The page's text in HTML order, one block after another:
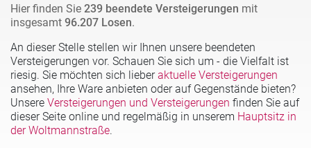
Hier finden Sie 239 beendete Versteigerungen mit
insgesamt 96.207 Losen.
An dieser Stelle stellen wir Ihnen unsere beendeten
Versteigerungen vor. Schauen Sie sich um - die Vielfalt ist
riesig. Sie möchten sich lieberaktuelle Versteigerungen
ansehen, Ihre Ware anbieten oder auf Gegenstände bieten?
Unsere Versteigerungen und Versteigerungen finden Sie auf
dieser Seite online und regelmäßig in unserem Hauptsitz in
der Woltmannstraße.